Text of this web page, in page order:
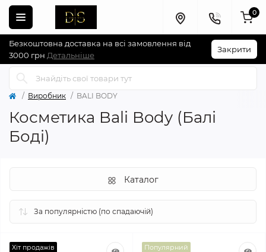
Безкоштовна доставка на всі замовлення від
3000 грн Детальніше
Закрити
0
Виробник BALI BODY
Косметика Bali Body (Балі
Боді)
Каталог
Хіт продажів
Популярний